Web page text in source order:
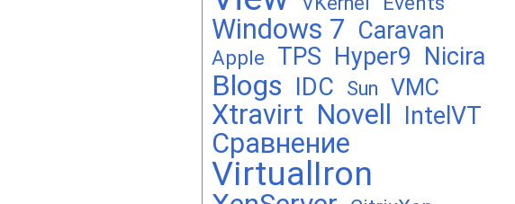
Windows 7 Caravan
Apple TPS Hyper9 Nicira
Blogs IDC Sun VMC
Xtravirt Novell IntelVT
Сравнение
VirtualIron